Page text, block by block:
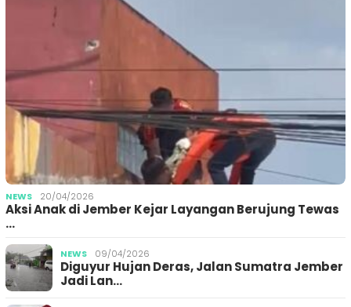
NEWS 20/04/2026
Aksi Anak di Jember Kejar Layangan Berujung Tewas
…
NEWS 09/04/2026
Diguyur Hujan Deras, Jalan Sumatra Jember
Jadi Lan…